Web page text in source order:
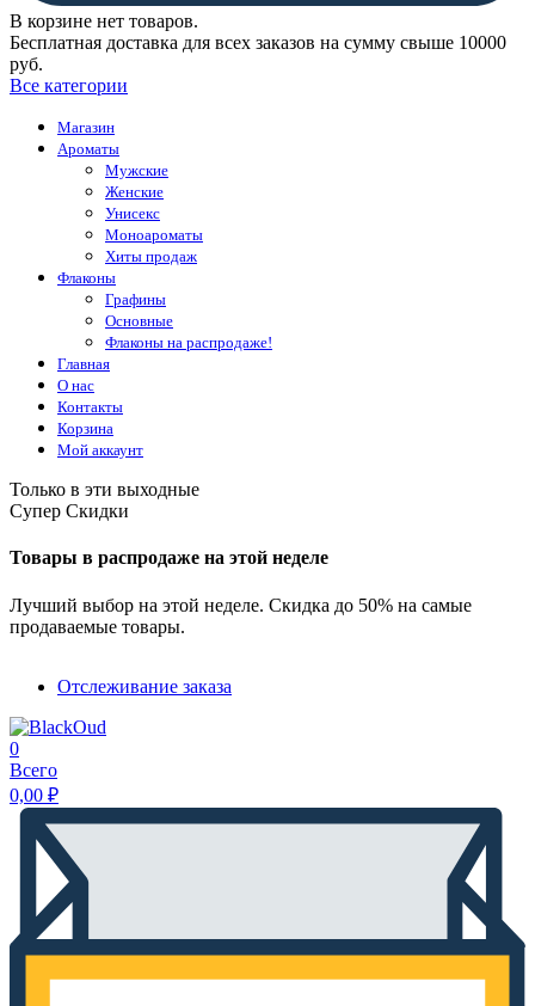
В корзине нет товаров.
Бесплатная доставка для всех заказов на сумму свыше 10000
руб.
Все категории
Магазин
Ароматы
Мужские
Женские
Унисекс
Моноароматы
Хиты продаж
Флаконы
Графины
Основные
Флаконы на распродаже!
Главная
О нас
Контакты
Корзина
Мой аккаунт
Только в эти выходные
Супер Скидки
Товары в распродаже на этой неделе
Лучший выбор на этой неделе. Скидка до 50% на самые
продаваемые товары.
Отслеживание заказа
0
Всего
0,00 ₽